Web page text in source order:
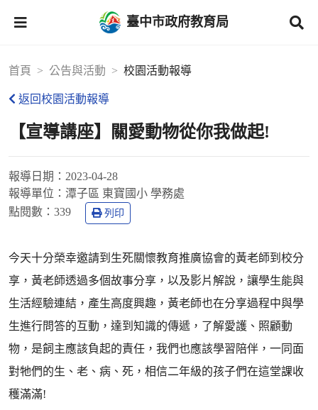
臺中市政府教育局
首頁 公告與活動 校園活動報導
返回校園活動報導
【宣導講座】關愛動物從你我做起!
報導日期： 2023-04-28
報導單位： 潭子區 東寶國小 學務處
點閱數： 339 列印
今天十分榮幸邀請到生死關懷教育推廣協會的黃老師到校分
享，黃老師透過多個故事分享，以及影片解說，讓學生能與
生活經驗連結，產生高度興趣，黃老師也在分享過程中與學
生進行問答的互動，達到知識的傳遞，了解愛護、照顧動
物，是飼主應該負起的責任，我們也應該學習陪伴，一同面
對牠們的生、老、病、死，相信二年級的孩子們在這堂課收
穫滿滿!